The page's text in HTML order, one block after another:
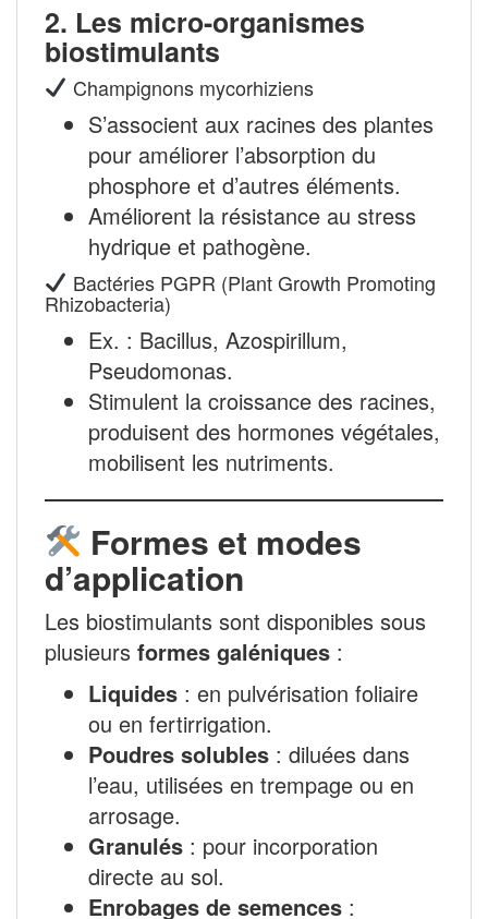
2. Les micro-organismes
biostimulants
Champignons mycorhiziens
S’associent aux racines des plantes
pour améliorer l’absorption du
phosphore et d’autres éléments.
Améliorent la résistance au stress
hydrique et pathogène.
Bactéries PGPR (Plant Growth Promoting
Rhizobacteria)
Ex. : Bacillus, Azospirillum,
Pseudomonas.
Stimulent la croissance des racines,
produisent des hormones végétales,
mobilisent les nutriments.
Formes et modes
d’application
Les biostimulants sont disponibles sous
plusieurs formes galéniques :
Liquides : en pulvérisation foliaire
ou en fertirrigation.
Poudres solubles : diluées dans
l’eau, utilisées en trempage ou en
arrosage.
Granulés : pour incorporation
directe au sol.
Enrobages de semences :